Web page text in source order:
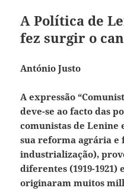
A Política de
fez surgir o
António Justo
A expressão
deve-se ao facto das
comunistas de Lenine
sua reforma agrária e
industrialização),
diferentes (1919-1921)
originaram muitos